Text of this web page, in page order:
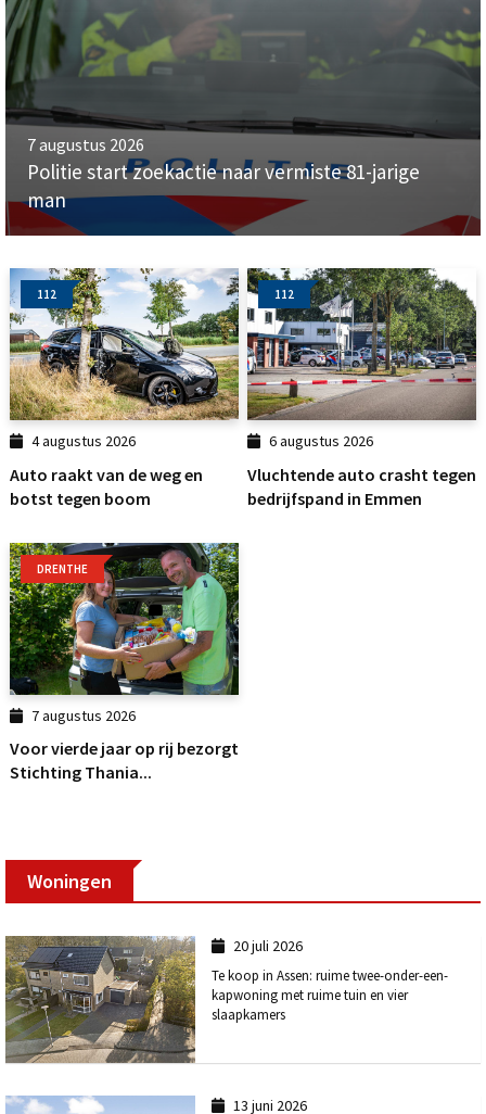
7 augustus 2026
Politie start zoekactie naar vermiste 81-jarige
man
112
4 augustus 2026
Auto raakt van de weg en
botst tegen boom
112
6 augustus 2026
Vluchtende auto crasht tegen
bedrijfspand in Emmen
DRENTHE
7 augustus 2026
Voor vierde jaar op rij bezorgt
Stichting Thania...
Woningen
20 juli 2026
Te koop in Assen: ruime twee-onder-een-
kapwoning met ruime tuin en vier
slaapkamers
13 juni 2026